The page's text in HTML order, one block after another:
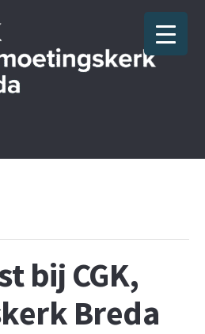
bij CGK,
Breda